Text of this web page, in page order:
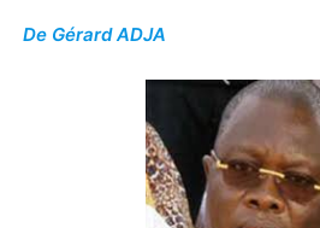
De Gérard ADJA